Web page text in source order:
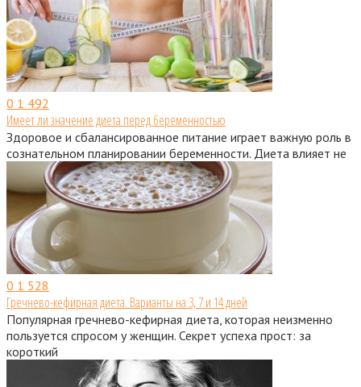
0 1 492
Имеет ли значение диета перед беременностью
Здоровое и сбалансированное питание играет важную роль в
сознательном планировании беременности. Диета влияет не
0 1 528
Гречнево-кефирная диета. Варианты на 3, 7 и 14 дней
Популярная гречнево-кефирная диета, которая неизменно
пользуется спросом у женщин. Секрет успеха прост: за
короткий